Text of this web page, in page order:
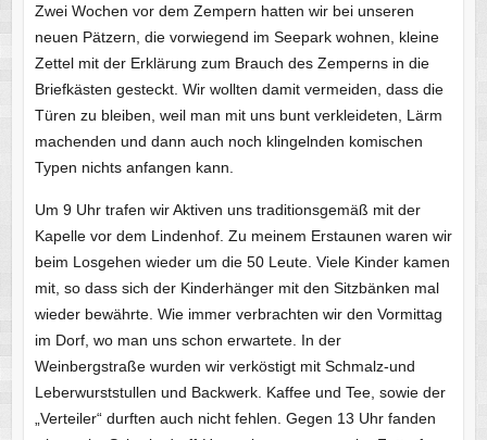
Zwei Wochen vor dem Zempern hatten wir bei unseren
neuen Pätzern, die vorwiegend im Seepark wohnen, kleine
Zettel mit der Erklärung zum Brauch des Zemperns in die
Briefkästen gesteckt. Wir wollten damit vermeiden, dass die
Türen zu bleiben, weil man mit uns bunt verkleideten, Lärm
machenden und dann auch noch klingelnden komischen
Typen nichts anfangen kann.
Um 9 Uhr trafen wir Aktiven uns traditionsgemäß mit der
Kapelle vor dem Lindenhof. Zu meinem Erstaunen waren wir
beim Losgehen wieder um die 50 Leute. Viele Kinder kamen
mit, so dass sich der Kinderhänger mit den Sitzbänken mal
wieder bewährte. Wie immer verbrachten wir den Vormittag
im Dorf, wo man uns schon erwartete. In der
Weinbergstraße wurden wir verköstigt mit Schmalz-und
Leberwurststullen und Backwerk. Kaffee und Tee, sowie der
„Verteiler“ durften auch nicht fehlen. Gegen 13 Uhr fanden